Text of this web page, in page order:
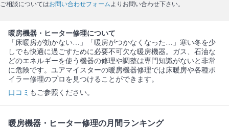
ご相談についてはお問い合わせフォームよりお問い合わせ下さい。
暖房機器・ヒーター修理について
「床暖房が効かない…」「暖房がつかなくなった…」寒い冬を少
しでも快適に過ごすために必要不可欠な暖房機器。ガス、石油な
どのエネルギーを使う機器の修理や調整は専門知識がないと非常
に危険です。ユアマイスターの暖房機器修理では床暖房や各種ボ
イラー修理のプロを見つけることができます。
口コミ もご参照ください。
暖房機器・ヒーター修理の月間ランキング